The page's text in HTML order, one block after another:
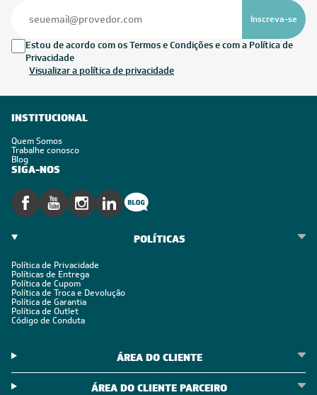
Inscreva-se
Estou de acordo com os Termos e Condições e com a Política de
Privacidade
Visualizar a política de privacidade
INSTITUCIONAL
Quem Somos
Trabalhe conosco
Blog
SIGA-NOS
POLÍTICAS
Política de Privacidade
Políticas de Entrega
Política de Cupom
Política de Troca e Devolução
Política de Garantia
Política de Outlet
Código de Conduta
ÁREA DO CLIENTE
ÁREA DO CLIENTE PARCEIRO